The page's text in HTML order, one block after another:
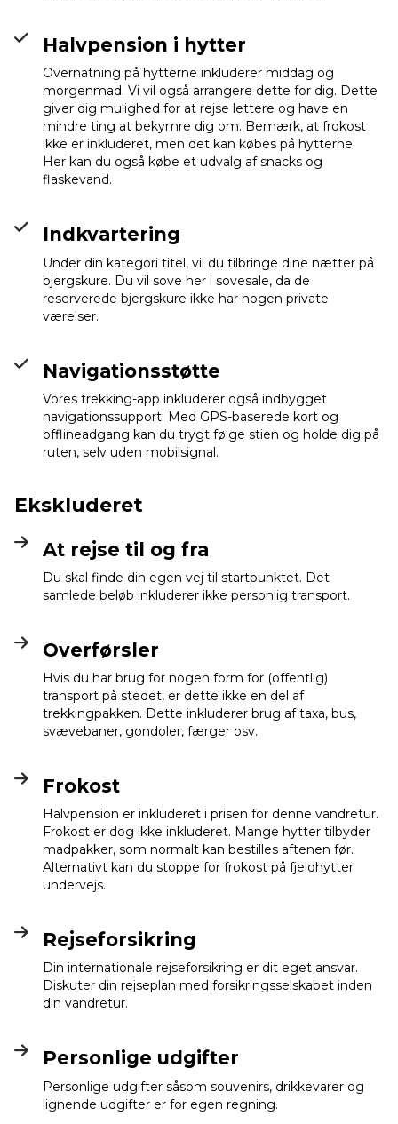
Halvpension i hytter
Overnatning på hytterne inkluderer middag og
morgenmad. Vi vil også arrangere dette for dig. Dette
giver dig mulighed for at rejse lettere og have en
mindre ting at bekymre dig om. Bemærk, at frokost
ikke er inkluderet, men det kan købes på hytterne.
Her kan du også købe et udvalg af snacks og
flaskevand.
Indkvartering
Under din kategori titel, vil du tilbringe dine nætter på
bjergskure. Du vil sove her i sovesale, da de
reserverede bjergskure ikke har nogen private
værelser.
Navigationsstøtte
Vores trekking-app inkluderer også indbygget
navigationssupport. Med GPS-baserede kort og
offlineadgang kan du trygt følge stien og holde dig på
ruten, selv uden mobilsignal.
Ekskluderet
At rejse til og fra
Du skal finde din egen vej til startpunktet. Det
samlede beløb inkluderer ikke personlig transport.
Overførsler
Hvis du har brug for nogen form for (offentlig)
transport på stedet, er dette ikke en del af
trekkingpakken. Dette inkluderer brug af taxa, bus,
svævebaner, gondoler, færger osv.
Frokost
Halvpension er inkluderet i prisen for denne vandretur.
Frokost er dog ikke inkluderet. Mange hytter tilbyder
madpakker, som normalt kan bestilles aftenen før.
Alternativt kan du stoppe for frokost på fjeldhytter
undervejs.
Rejseforsikring
Din internationale rejseforsikring er dit eget ansvar.
Diskuter din rejseplan med forsikringsselskabet inden
din vandretur.
Personlige udgifter
Personlige udgifter såsom souvenirs, drikkevarer og
lignende udgifter er for egen regning.